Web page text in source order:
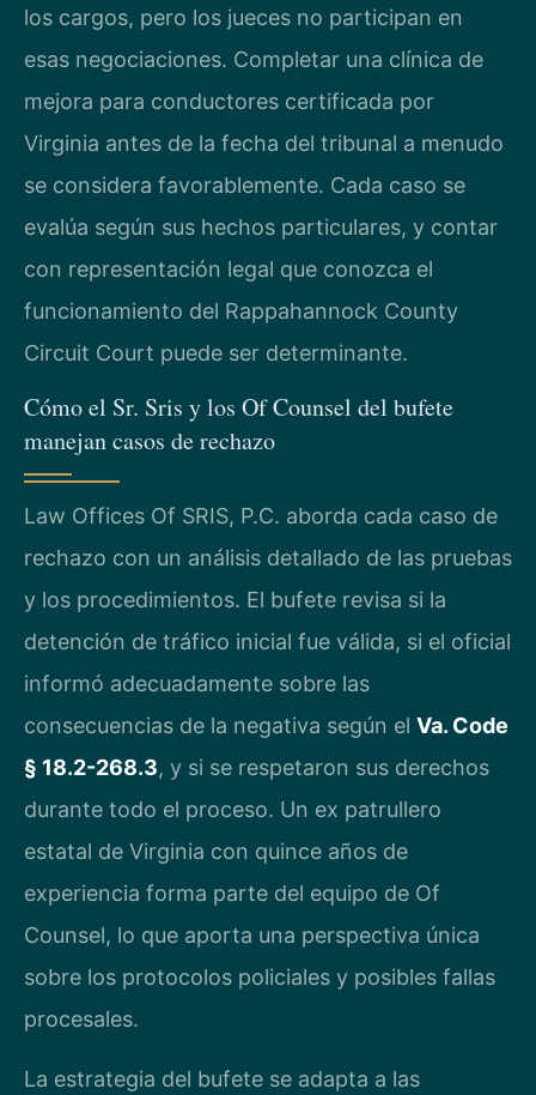
los cargos, pero los jueces no participan en
esas negociaciones. Completar una clínica de
mejora para conductores certificada por
Virginia antes de la fecha del tribunal a menudo
se considera favorablemente. Cada caso se
evalúa según sus hechos particulares, y contar
con representación legal que conozca el
funcionamiento del Rappahannock County
Circuit Court puede ser determinante.
Cómo el Sr. Sris y los Of Counsel del bufete
manejan casos de rechazo
Law Offices Of SRIS, P.C. aborda cada caso de
rechazo con un análisis detallado de las pruebas
y los procedimientos. El bufete revisa si la
detención de tráfico inicial fue válida, si el oficial
informó adecuadamente sobre las
consecuencias de la negativa según el Va. Code
§ 18.2-268.3, y si se respetaron sus derechos
durante todo el proceso. Un ex patrullero
estatal de Virginia con quince años de
experiencia forma parte del equipo de Of
Counsel, lo que aporta una perspectiva única
sobre los protocolos policiales y posibles fallas
procesales.
La estrategia del bufete se adapta a las